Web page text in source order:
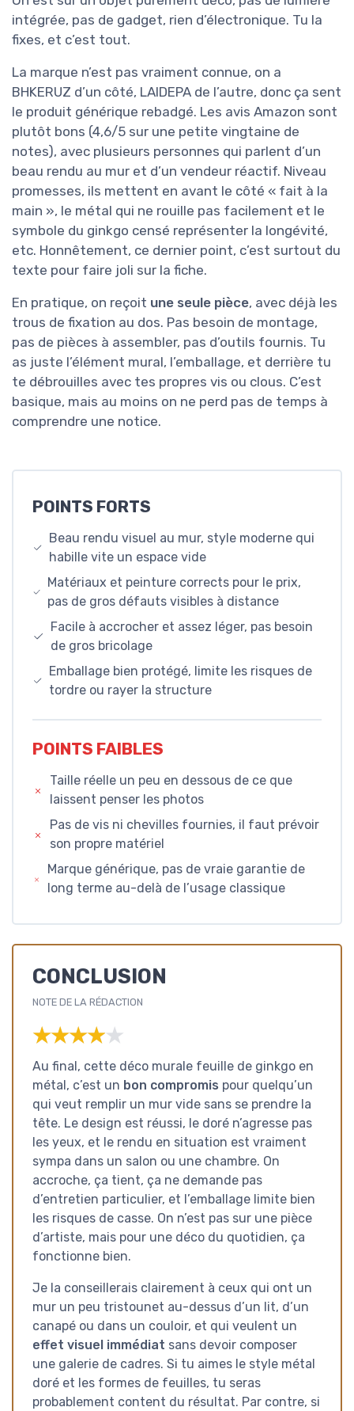
intégrée, pas de gadget, rien d’électronique. Tu la
fixes, et c’est tout.
La marque n’est pas vraiment connue, on a
BHKERUZ d’un côté, LAIDEPA de l’autre, donc ça sent
le produit générique rebadgé. Les avis Amazon sont
plutôt bons (4,6/5 sur une petite vingtaine de
notes), avec plusieurs personnes qui parlent d’un
beau rendu au mur et d’un vendeur réactif. Niveau
promesses, ils mettent en avant le côté « fait à la
main », le métal qui ne rouille pas facilement et le
symbole du ginkgo censé représenter la longévité,
etc. Honnêtement, ce dernier point, c’est surtout du
texte pour faire joli sur la fiche.
En pratique, on reçoit une seule pièce, avec déjà les
trous de fixation au dos. Pas besoin de montage,
pas de pièces à assembler, pas d’outils fournis. Tu
as juste l’élément mural, l’emballage, et derrière tu
te débrouilles avec tes propres vis ou clous. C’est
basique, mais au moins on ne perd pas de temps à
comprendre une notice.
POINTS FORTS
Beau rendu visuel au mur, style moderne qui
habille vite un espace vide
Matériaux et peinture corrects pour le prix,
pas de gros défauts visibles à distance
Facile à accrocher et assez léger, pas besoin
de gros bricolage
Emballage bien protégé, limite les risques de
tordre ou rayer la structure
POINTS FAIBLES
Taille réelle un peu en dessous de ce que
laissent penser les photos
Pas de vis ni chevilles fournies, il faut prévoir
son propre matériel
Marque générique, pas de vraie garantie de
long terme au-delà de l’usage classique
CONCLUSION
NOTE DE LA RÉDACTION
★★★★★
★★★★★
Au final, cette déco murale feuille de ginkgo en
métal, c’est un bon compromis pour quelqu’un
qui veut remplir un mur vide sans se prendre la
tête. Le design est réussi, le doré n’agresse pas
les yeux, et le rendu en situation est vraiment
sympa dans un salon ou une chambre. On
accroche, ça tient, ça ne demande pas
d’entretien particulier, et l’emballage limite bien
les risques de casse. On n’est pas sur une pièce
d’artiste, mais pour une déco du quotidien, ça
fonctionne bien.
Je la conseillerais clairement à ceux qui ont un
mur un peu tristounet au-dessus d’un lit, d’un
canapé ou dans un couloir, et qui veulent un
effet visuel immédiat sans devoir composer
une galerie de cadres. Si tu aimes le style métal
doré et les formes de feuilles, tu seras
probablement content du résultat. Par contre, si